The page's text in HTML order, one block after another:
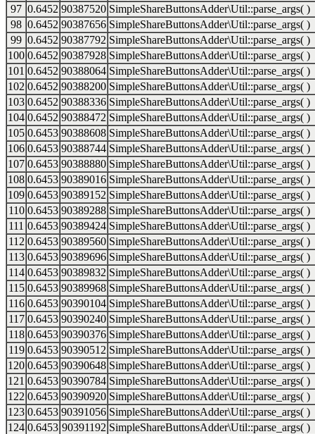
97 0.6452 90387520 SimpleShareButtonsAdder\Util::parse_args( )
98 0.6452 90387656 SimpleShareButtonsAdder\Util::parse_args( )
99 0.6452 90387792 SimpleShareButtonsAdder\Util::parse_args( )
100 0.6452 90387928 SimpleShareButtonsAdder\Util::parse_args( )
101 0.6452 90388064 SimpleShareButtonsAdder\Util::parse_args( )
102 0.6452 90388200 SimpleShareButtonsAdder\Util::parse_args( )
103 0.6452 90388336 SimpleShareButtonsAdder\Util::parse_args( )
104 0.6452 90388472 SimpleShareButtonsAdder\Util::parse_args( )
105 0.6453 90388608 SimpleShareButtonsAdder\Util::parse_args( )
106 0.6453 90388744 SimpleShareButtonsAdder\Util::parse_args( )
107 0.6453 90388880 SimpleShareButtonsAdder\Util::parse_args( )
108 0.6453 90389016 SimpleShareButtonsAdder\Util::parse_args( )
109 0.6453 90389152 SimpleShareButtonsAdder\Util::parse_args( )
110 0.6453 90389288 SimpleShareButtonsAdder\Util::parse_args( )
111 0.6453 90389424 SimpleShareButtonsAdder\Util::parse_args( )
112 0.6453 90389560 SimpleShareButtonsAdder\Util::parse_args( )
113 0.6453 90389696 SimpleShareButtonsAdder\Util::parse_args( )
114 0.6453 90389832 SimpleShareButtonsAdder\Util::parse_args( )
115 0.6453 90389968 SimpleShareButtonsAdder\Util::parse_args( )
116 0.6453 90390104 SimpleShareButtonsAdder\Util::parse_args( )
117 0.6453 90390240 SimpleShareButtonsAdder\Util::parse_args( )
118 0.6453 90390376 SimpleShareButtonsAdder\Util::parse_args( )
119 0.6453 90390512 SimpleShareButtonsAdder\Util::parse_args( )
120 0.6453 90390648 SimpleShareButtonsAdder\Util::parse_args( )
121 0.6453 90390784 SimpleShareButtonsAdder\Util::parse_args( )
122 0.6453 90390920 SimpleShareButtonsAdder\Util::parse_args( )
123 0.6453 90391056 SimpleShareButtonsAdder\Util::parse_args( )
124 0.6453 90391192 SimpleShareButtonsAdder\Util::parse_args( )